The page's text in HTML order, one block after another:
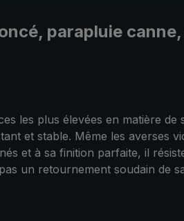
parapluie
les plus élevées en matière de
et stable. Même les averses
et à sa finition parfaite, il
un retournement soudain de